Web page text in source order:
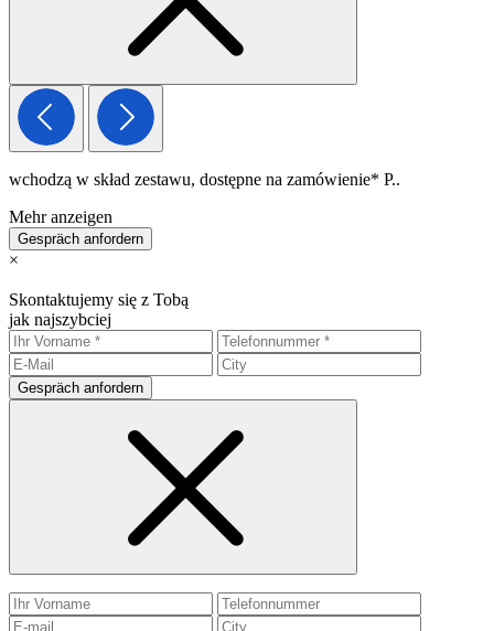
wchodzą w skład zestawu, dostępne na zamówienie* P..
Mehr anzeigen
Gespräch anfordern
×
Skontaktujemy się z Tobą
jak najszybciej
Gespräch anfordern